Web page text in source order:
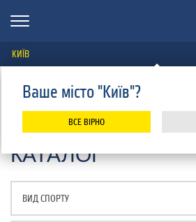
КИЇВ
КАТАЛОГ
Ваше місто "Київ"?
ВСЕ ВІРНО